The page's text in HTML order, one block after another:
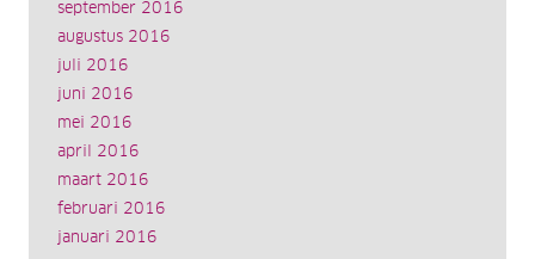
september 2016
augustus 2016
juli 2016
juni 2016
mei 2016
april 2016
maart 2016
februari 2016
januari 2016